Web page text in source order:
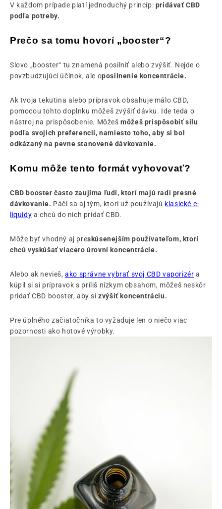
V každom prípade platí jednoduchý princíp: pridávať CBD
podľa potreby.
Prečo sa tomu hovorí „booster“?
Slovo „booster“ tu znamená posilniť alebo zvýšiť. Nejde o
povzbudzujúci účinok, ale oposilnenie koncentrácie.
Ak tvoja tekutina alebo prípravok obsahuje málo CBD,
pomocou tohto doplnku môžeš zvýšiť dávku. Ide teda o
nástroj na prispôsobenie. Môžešmôžeš prispôsobiť silu
podľa svojich preferencií, namiesto toho, aby si bol
odkázaný na pevne stanovené dávkovanie.
Komu môže tento formát vyhovovať?
CBD booster často zaujíma ľudí, ktorí majú radi presné
dávkovanie. Páči sa aj tým, ktorí už používajú klasické e-
liquidy a chcú do nich pridať CBD.
Môže byť vhodný aj preskúsenejším používateľom, ktorí
chcú vyskúšať viacero úrovní koncentrácie.
Alebo ak nevieš,ako správne vybrať svoj CBD vaporizér a
kúpil si si prípravok s príliš nízkym obsahom, môžeš neskôr
pridať CBD booster, aby sizvýšiť koncentráciu.
Pre úplného začiatočníka to vyžaduje len o niečo viac
pozornosti ako hotové výrobky.